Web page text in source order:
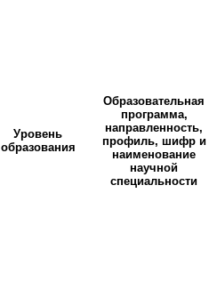
Уровень
образования
Образовательная
программа,
направленность,
профиль, шифр и
наименование
научной
специальности